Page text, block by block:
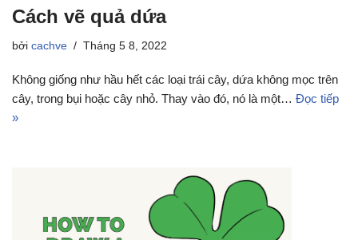
Cách vẽ quả dứa
bởi cachve Tháng 5 8, 2022
Không giống như hầu hết các loại trái cây, dứa không mọc trên
cây, trong bụi hoặc cây nhỏ. Thay vào đó, nó là một… Đọc tiếp
»